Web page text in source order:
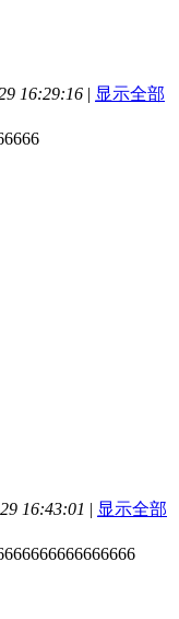
16:29:16 | 显示全部
16:43:01 | 显示全部